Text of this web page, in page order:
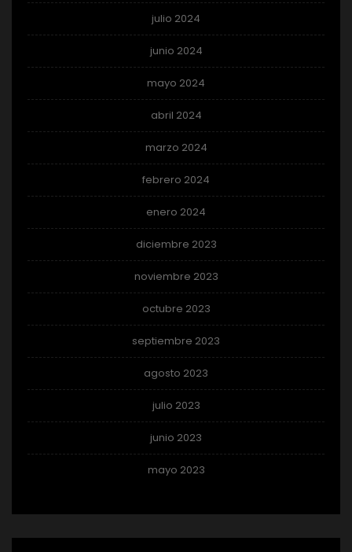
julio 2024
junio 2024
mayo 2024
abril 2024
marzo 2024
febrero 2024
enero 2024
diciembre 2023
noviembre 2023
octubre 2023
septiembre 2023
agosto 2023
julio 2023
junio 2023
mayo 2023